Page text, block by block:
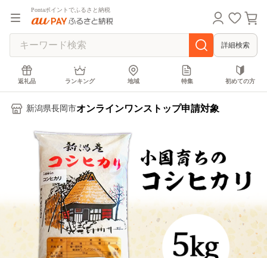
Pontaポイントでふるさと納税
詳細検索
返礼品 ランキング 地域 特集 初めての方
新潟県長岡市オンラインワンストップ申請対象